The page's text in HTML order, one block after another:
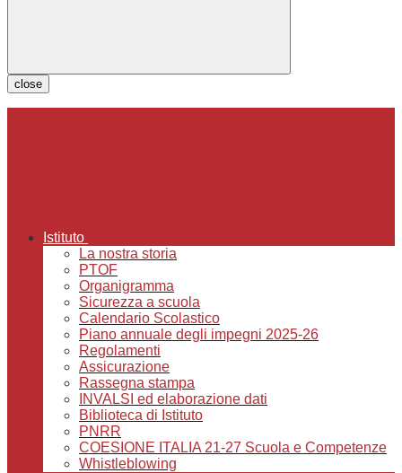
close
Istituto
La nostra storia
PTOF
Organigramma
Sicurezza a scuola
Calendario Scolastico
Piano annuale degli impegni 2025-26
Regolamenti
Assicurazione
Rassegna stampa
INVALSI ed elaborazione dati
Biblioteca di Istituto
PNRR
COESIONE ITALIA 21-27 Scuola e Competenze
Whistleblowing